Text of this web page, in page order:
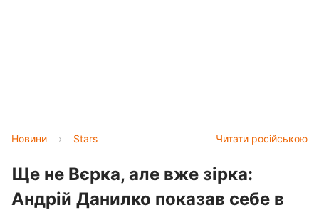
Читати російською
Новини › Stars
Ще не Вєрка, але вже зірка:
Андрій Данилко показав себе в